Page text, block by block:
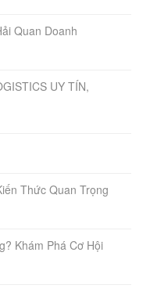
Quan Doanh
UY TÍN,
Thức Quan Trọng
Khám Phá Cơ Hội